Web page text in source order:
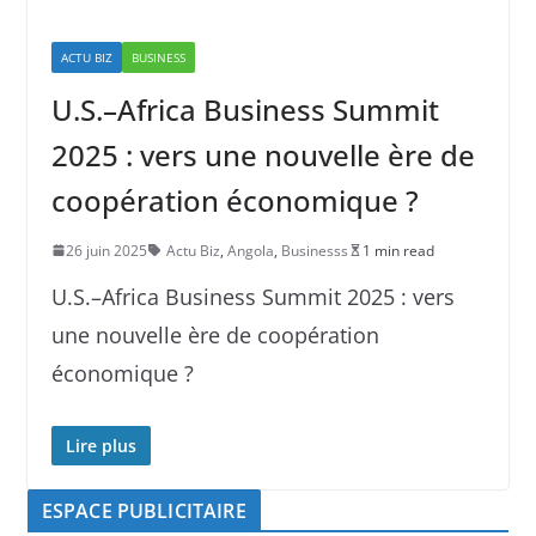
ACTU BIZ BUSINESS
U.S.–Africa Business Summit
2025 : vers une nouvelle ère de
coopération économique ?
26 juin 2025 Actu Biz, Angola, Businesss 1 min read
U.S.–Africa Business Summit 2025 : vers
une nouvelle ère de coopération
économique ?
Lire plus
ESPACE PUBLICITAIRE